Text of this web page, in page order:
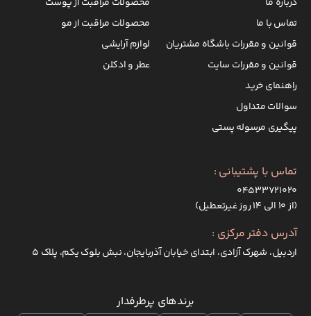
درباره ما
تماس با ما
قوانین و مقررات باشگاه مشتریان
قوانین و مقررات سایت
راهنمای خرید
سوالات متداول
پیگیری مرسوله پستی
محصولات مراقبت از پوست
محصولات مراقبت از مو
لوازم آرایشی
عطر و ادکلن
تماس با پشتیبانی :
۰۴۵۳۳۷۲۱۰۲۰
(از ۱۰ الی ۱۴ روز غیرتعطیل)
آدرس دفتر مرکزی :
اردبیل، شهرک آزادی، ابتدای خیابان آذربایجان، نبش بلوک یکم، پلاک 5
برندهای پرطرفدار